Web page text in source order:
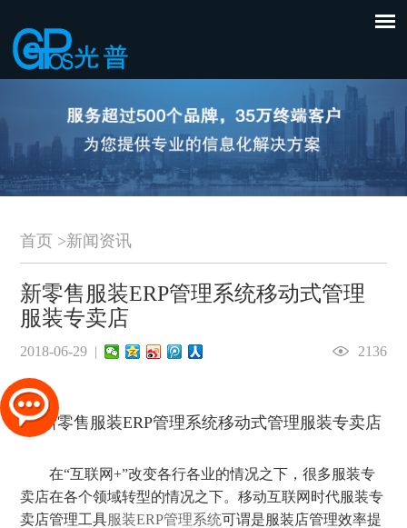
首页 >新闻资讯
新零售服装ERP管理系统移动式管理
服装专卖店
2018-06-29 | 2136
在“互联网+”改变各行各业的情况之下，很多服装专
卖店在各个领域转型的情况之下。移动互联网时代服装专
卖店管理工具服装ERP管理系统可谓是服装店管理效率提